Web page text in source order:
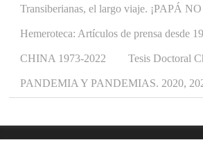
Transiberianas, el largo viaje. ¡PAPÁ
Hemeroteca: Artículos de prensa desde
CHINA 1973-2022 Tesis Doctoral
PANDEMIA Y PANDEMIAS. 2020,